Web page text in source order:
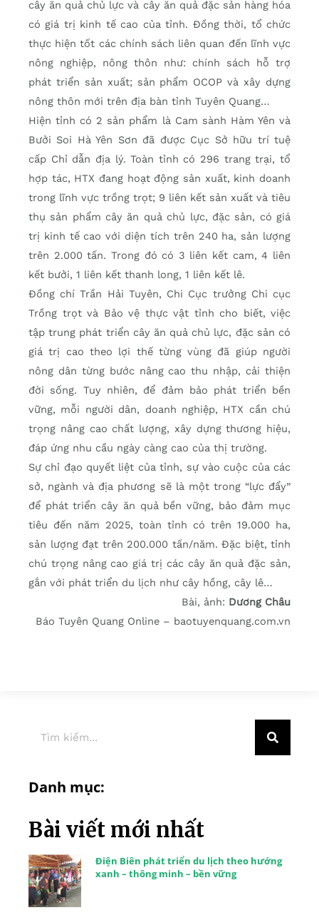
cây ăn quả chủ lực và cây ăn quả đặc sản hàng hóa
có giá trị kinh tế cao của tỉnh. Đồng thời, tổ chức
thực hiện tốt các chính sách liên quan đến lĩnh vực
nông nghiệp, nông thôn như: chính sách hỗ trợ
phát triển sản xuất; sản phẩm OCOP và xây dựng
nông thôn mới trên địa bàn tỉnh Tuyên Quang…
Hiện tỉnh có 2 sản phẩm là Cam sành Hàm Yên và
Bưởi Soi Hà Yên Sơn đã được Cục Sở hữu trí tuệ
cấp Chỉ dẫn địa lý. Toàn tỉnh có 296 trang trại, tổ
hợp tác, HTX đang hoạt động sản xuất, kinh doanh
trong lĩnh vực trồng trọt; 9 liên kết sản xuất và tiêu
thụ sản phẩm cây ăn quả chủ lực, đặc sản, có giá
trị kinh tế cao với diện tích trên 240 ha, sản lượng
trên 2.000 tấn. Trong đó có 3 liên kết cam, 4 liên
kết bưởi, 1 liên kết thanh long, 1 liên kết lê.
Đồng chí Trần Hải Tuyên, Chi Cục trưởng Chi cục
Trồng trọt và Bảo vệ thực vật tỉnh cho biết, việc
tập trung phát triển cây ăn quả chủ lực, đặc sản có
giá trị cao theo lợi thế từng vùng đã giúp người
nông dân từng bước nâng cao thu nhập, cải thiện
đời sống. Tuy nhiên, để đảm bảo phát triển bền
vững, mỗi người dân, doanh nghiệp, HTX cần chú
trọng nâng cao chất lượng, xây dựng thương hiệu,
đáp ứng nhu cầu ngày càng cao của thị trường.
Sự chỉ đạo quyết liệt của tỉnh, sự vào cuộc của các
sở, ngành và địa phương sẽ là một trong “lực đẩy”
để phát triển cây ăn quả bền vững, bảo đảm mục
tiêu đến năm 2025, toàn tỉnh có trên 19.000 ha,
sản lượng đạt trên 200.000 tấn/năm. Đặc biệt, tỉnh
chú trọng nâng cao giá trị các cây ăn quả đặc sản,
gắn với phát triển du lịch như cây hồng, cây lê…
Bài, ảnh: Dương Châu
Báo Tuyên Quang Online – baotuyenquang.com.vn
Danh mục:
Bài viết mới nhất
Điện Biên phát triển du lịch theo hướng
xanh – thông minh – bền vững